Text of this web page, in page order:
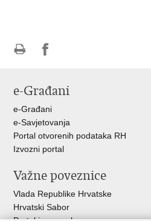
FacebookuTwitteru
e-Građani
e-Građani
e-Savjetovanja
Portal otvorenih podataka RH
Izvozni portal
Važne poveznice
Vlada Republike Hrvatske
Hrvatski Sabor